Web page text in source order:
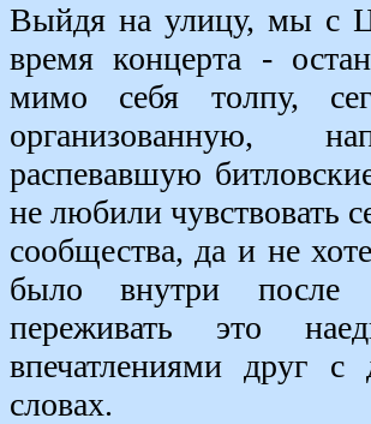
Выйдя на улицу, мы с
время концерта -
мимо себя толпу,
организованную,
распевавшую
не любили чувствовать
сообщества, да и не
было внутри после
переживать это
впечатлениями друг
словах.